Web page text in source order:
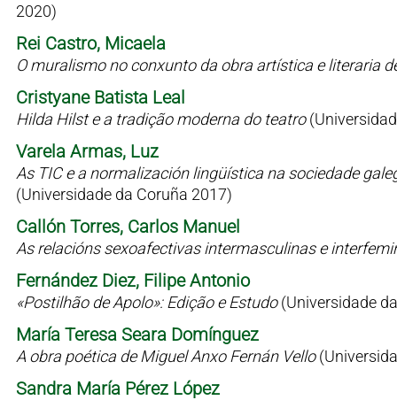
2020)
Rei Castro, Micaela
O muralismo no conxunto da obra artística e literaria
Cristyane Batista Leal
Hilda Hilst e a tradição moderna do teatro
Varela Armas, Luz
As TIC e a normalización lingüística na sociedade
(Universidade da Coruña 2017)
Callón Torres, Carlos Manuel
As relacións sexoafectivas intermasculinas e
Fernández Diez, Filipe Antonio
«Postilhão de Apolo»: Edição e Estudo(Universidade
María Teresa Seara Domínguez
A obra poética de Miguel Anxo Fernán Vello
Sandra María Pérez López